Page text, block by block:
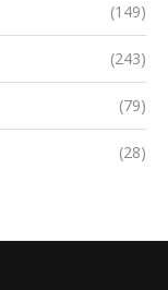
(149)
(243)
(79)
(28)